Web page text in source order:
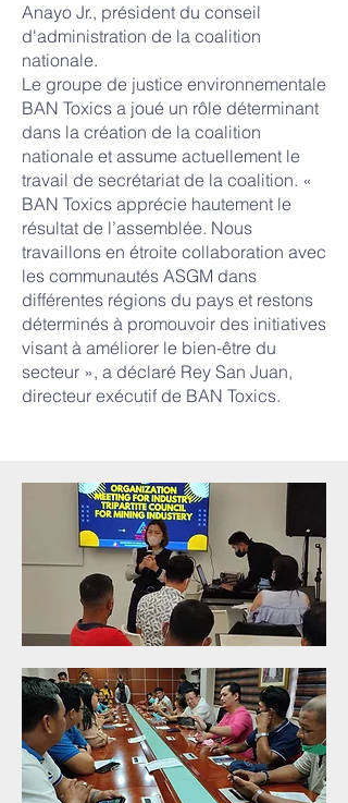
Anayo Jr., président du conseil
d'administration de la coalition
nationale.
Le groupe de justice environnementale
BAN Toxics a joué un rôle déterminant
dans la création de la coalition
nationale et assume actuellement le
travail de secrétariat de la coalition. «
BAN Toxics apprécie hautement le
résultat de l’assemblée. Nous
travaillons en étroite collaboration avec
les communautés ASGM dans
différentes régions du pays et restons
déterminés à promouvoir des initiatives
visant à améliorer le bien-être du
secteur », a déclaré Rey San Juan,
directeur exécutif de BAN Toxics.